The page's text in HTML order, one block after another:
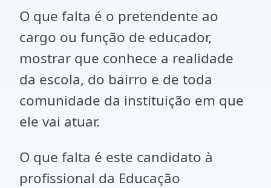
O que falta é o pretendente ao
cargo ou função de educador,
mostrar que conhece a realidade
da escola, do bairro e de toda
comunidade da instituição em que
ele vai atuar.
O que falta é este candidato à
profissional da Educação